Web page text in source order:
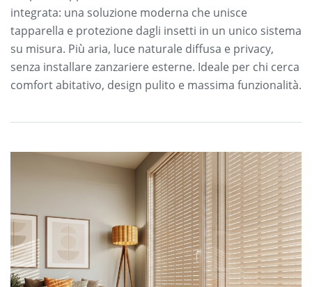
integrata: una soluzione moderna che unisce
tapparella e protezione dagli insetti in un unico sistema
su misura. Più aria, luce naturale diffusa e privacy,
senza installare zanzariere esterne. Ideale per chi cerca
comfort abitativo, design pulito e massima funzionalità.